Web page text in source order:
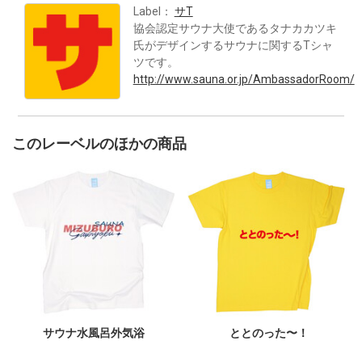
Label： サT
協会認定サウナ大使であるタナカカツキ
氏がデザインするサウナに関するTシャ
ツです。
http://www.sauna.or.jp/AmbassadorRoom/
このレーベルのほかの商品
サウナ水風呂外気浴 ととのった〜！